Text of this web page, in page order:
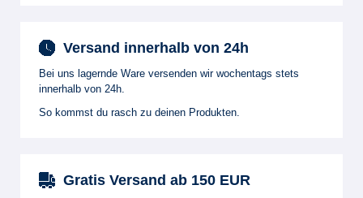
Versand innerhalb von 24h
Bei uns lagernde Ware versenden wir wochentags stets
innerhalb von 24h.
So kommst du rasch zu deinen Produkten.
Gratis Versand ab 150 EUR